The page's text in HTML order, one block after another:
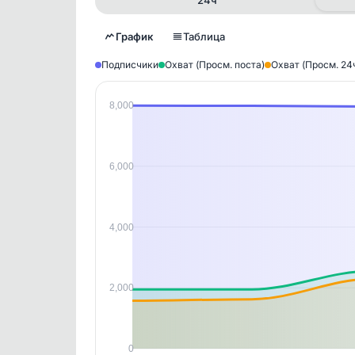
График Таблица
Подписчики Охват (Просм. поста) Охват (Просм.
8,000
6,000
4,000
2,000
0